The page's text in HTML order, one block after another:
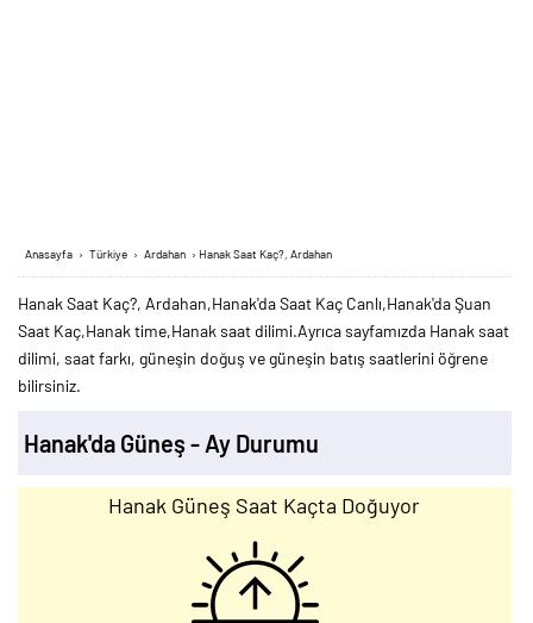
Anasayfa › Türkiye › Ardahan › Hanak Saat Kaç?, Ardahan
Hanak Saat Kaç?, Ardahan,Hanak'da Saat Kaç Canlı,Hanak'da Şuan
Saat Kaç,Hanak time,Hanak saat dilimi.Ayrıca sayfamızda Hanak saat
dilimi, saat farkı, güneşin doğuş ve güneşin batış saatlerini öğrene
bilirsiniz.
Hanak'da Güneş - Ay Durumu
Hanak Güneş Saat Kaçta Doğuyor